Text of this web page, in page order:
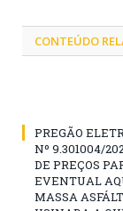
CONTEÚDO
PREGÃO
Nº 9.301004/
DE PREÇOS
EVENTUAL
MASSA